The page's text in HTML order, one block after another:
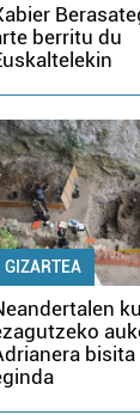
berritu du
GIZARTEA